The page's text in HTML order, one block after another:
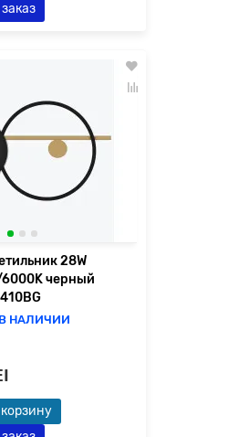
28W
черный
НАЛИЧИИ